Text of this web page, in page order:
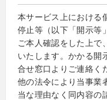
本サービス上における
停止等（以下「開示等
ご本人確認をした上で
いたします。かかる開
合せ窓口よりご連絡く
他の法令により当事業
当な理由なく同内容の